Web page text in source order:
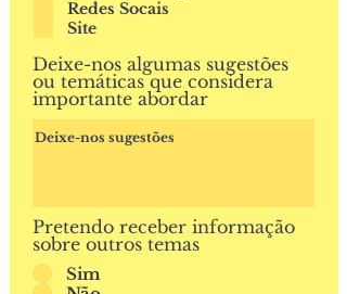
Redes Socais
Site
Deixe-nos algumas sugestões
ou temáticas que considera
importante abordar
Pretendo receber informação
sobre outros temas
Sim